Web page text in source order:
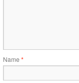
Name *